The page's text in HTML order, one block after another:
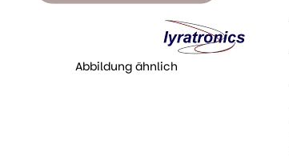
Abbildung ähnlich